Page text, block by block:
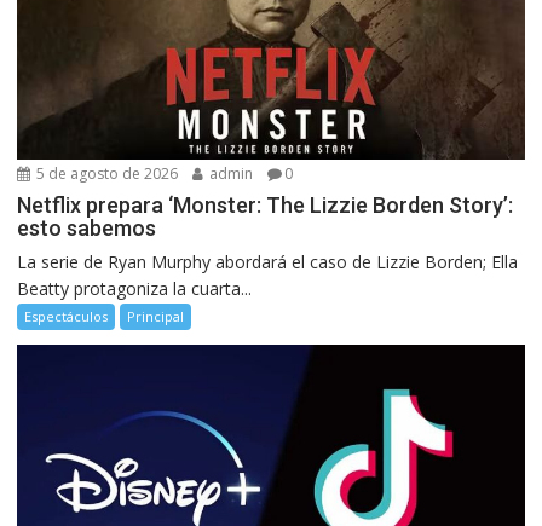
5 de agosto de 2026 admin 0
Netflix prepara ‘Monster: The Lizzie Borden Story’:
esto sabemos
La serie de Ryan Murphy abordará el caso de Lizzie Borden; Ella
Beatty protagoniza la cuarta...
Espectáculos Principal